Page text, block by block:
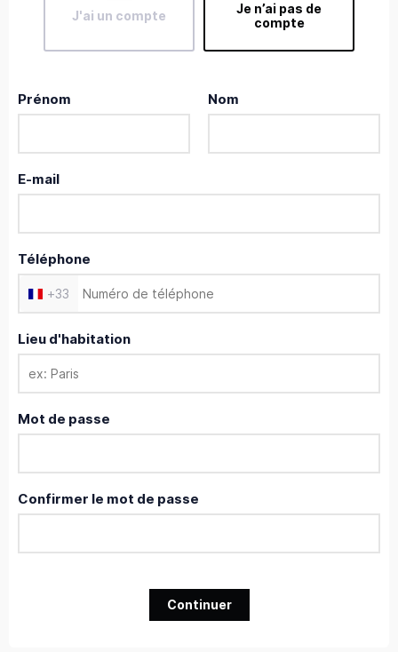
J'ai un compte
Je n’ai pas de
compte
Prénom Nom
E-mail
Téléphone
+33
Lieu d'habitation
Mot de passe
Confirmer le mot de passe
Continuer